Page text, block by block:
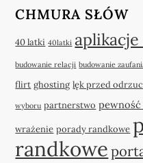
CHMURA SŁÓW
40 latki 40latki
budowanie relacji budowanie
flirt ghosting lęk przed
wyboru partnerstwo pewność
wrażenie porady randkowe
randkowe